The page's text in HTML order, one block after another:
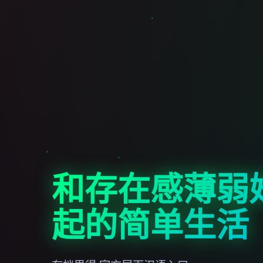
和存在感薄弱
起的简单生活